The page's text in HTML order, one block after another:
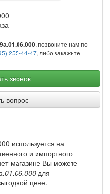
, позвоните нам по
255-44-47, либо закажите
звонок
вопрос
используется на
и импортного
магазине Вы можете
для
цене.